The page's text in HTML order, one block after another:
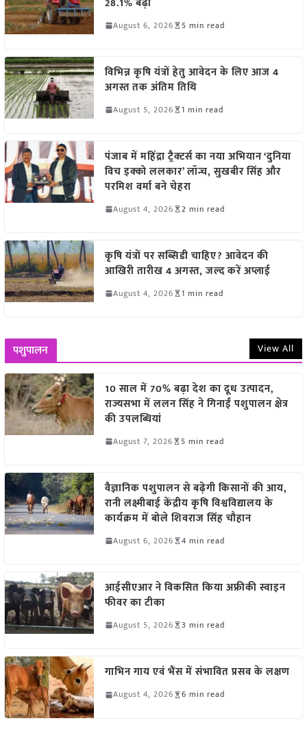
August 6, 2026 5 min read
विभिन्न कृषि यंत्रों हेतु आवेदन के लिए आज 4
अगस्त तक अंतिम तिथि
August 5, 2026 1 min read
पंजाब में महिंद्रा ट्रैक्टर्स का नया अभियान ‘दुनिया
विच इक्को ललकार’ लॉन्च, सुखबीर सिंह और
परमिश वर्मा बने चेहरा
August 4, 2026 2 min read
कृषि यंत्रों पर सब्सिडी चाहिए? आवेदन की
आखिरी तारीख 4 अगस्त, जल्द करें अप्लाई
August 4, 2026 1 min read
पशुपालन View All
10 साल में 70% बढ़ा देश का दूध उत्पादन,
राज्यसभा में ललन सिंह ने गिनाईं पशुपालन क्षेत्र
की उपलब्धियां
August 7, 2026 5 min read
वैज्ञानिक पशुपालन से बढ़ेगी किसानों की आय,
रानी लक्ष्मीबाई केंद्रीय कृषि विश्वविद्यालय के
कार्यक्रम में बोले शिवराज सिंह चौहान
August 6, 2026 4 min read
आईसीएआर ने विकसित किया अफ्रीकी स्वाइन
फीवर का टीका
August 5, 2026 3 min read
गाभिन गाय एवं भैंस में संभावित प्रसव के लक्षण
August 4, 2026 6 min read